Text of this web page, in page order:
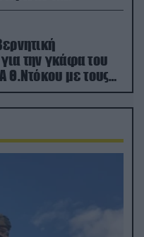
(φωτο)
την γκάφα του
Θ.Ντόκου με τους